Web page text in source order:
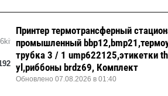
Принтер термотрансферный
промышленный
трубка 3 / 1 ump622125,этикетки
yl,риббоны brdz69, Комплект
Обновлено 07.08.2026 в 01:40